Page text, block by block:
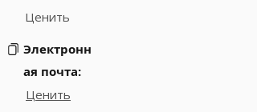
Ценить
Электронн
ая почта:
Ценить